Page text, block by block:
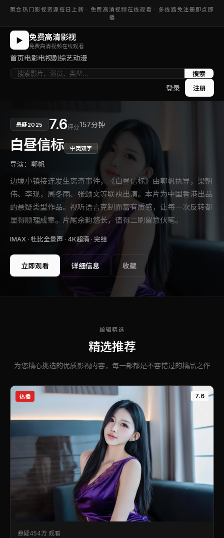
聚合热门影视资源每日上新 · 免费高清视频在线观看 · 多线路免注册即点即
播
▶ 免费高清影视
免费高清视频在线观看
首页电影电视剧综艺动漫
搜索
登录 注册
悬疑2025 7.6评分157分钟
白昼信标 中英双字
导演： 郭帆
边境小镇接连发生离奇事件，《白昼信标》由郭帆执导，梁朝
伟、李现，周冬雨、张颂文等联袂出演。本片为中国香港出品
的悬疑类型作品。视听语言克制而富有质感，让每一次反转都
显得顺理成章。片尾余韵悠长，值得二刷留意伏笔。
IMAX · 杜比全景声 · 4K超清 · 完结
立即观看 详细信息 收藏
编辑精选
精选推荐
为您精心挑选的优质影视内容，每一部都是不容错过的精品之作
热播 7.6
悬疑454万 观看